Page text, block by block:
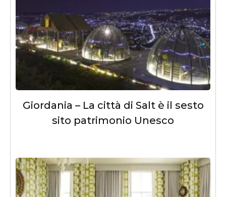
Giordania – La città di Salt è il sesto
sito patrimonio Unesco